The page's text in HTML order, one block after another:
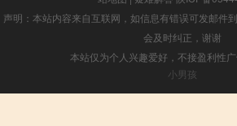
声明：本站内容来自互联网，如信息有错误可发邮件
会及时纠正，谢谢
本站仅为个人兴趣爱好，不接盈利性
小男孩